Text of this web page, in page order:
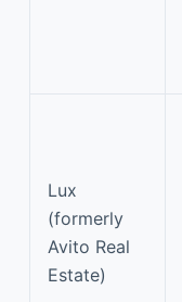
Lux
(formerly
Avito Real
Estate)